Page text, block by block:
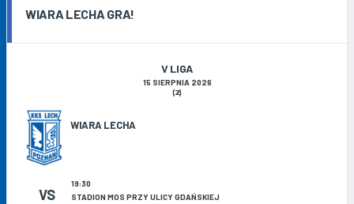
WIARA LECHA GRA!
V LIGA
15 SIERPNIA 2026
(2)
WIARA LECHA
VS
19:30
STADION MOS PRZY ULICY GDAŃSKIEJ